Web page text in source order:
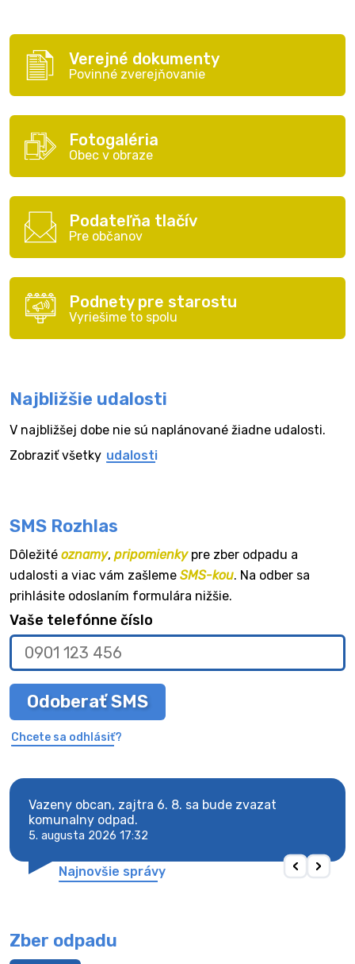
Verejné dokumenty
Povinné zverejňovanie
Fotogaléria
Obec v obraze
Podateľňa tlačív
Pre občanov
Podnety pre starostu
Vyriešime to spolu
Najbližšie udalosti
V najbližšej dobe nie sú naplánované žiadne udalosti.
Zobraziť všetky udalosti
SMS Rozhlas
Dôležité oznamy, pripomienkypre zber odpadu a
udalosti a viac vám zašleme SMS-kou. Na odber sa
prihlásite odoslaním formulára nižšie.
Vaše telefónne číslo
Odoberať SMS
Chcete sa odhlásiť?
Vazeny obcan, zajtra 6. 8. sa bude zvazat
komunalny odpad.
5. augusta 2026 17:32
Najnovšie správy
Zber odpadu